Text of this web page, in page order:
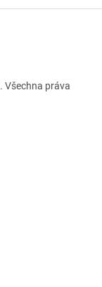
. Všechna práva